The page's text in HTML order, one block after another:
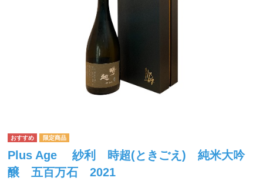
Plus Age 紗利 時超(ときごえ) 純米大吟
醸 五百万石 2021